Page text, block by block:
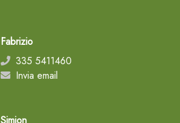
Fabrizio
335 5411460
Invia email
Simion